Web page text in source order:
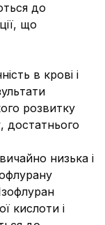
до
що
в крові і
розвитку
достатнього
низька і
кислоти і